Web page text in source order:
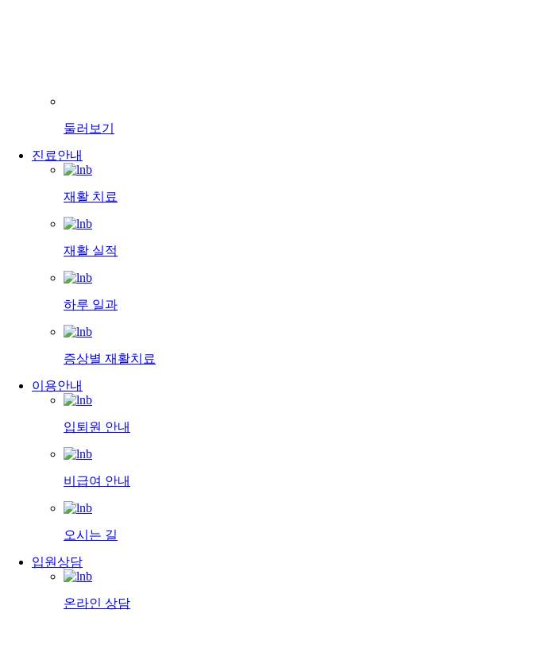
둘러보기
진료안내
재활 치료
재활 실적
하루 일과
증상별 재활치료
이용안내
입퇴원 안내
비급여 안내
오시는 길
입원상담
온라인 상담